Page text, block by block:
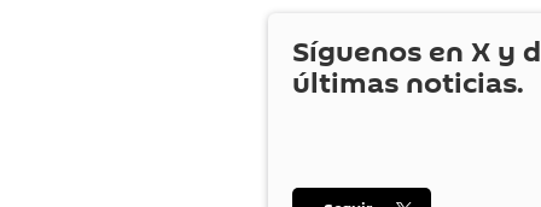
Síguenos en X y
últimas noticias.